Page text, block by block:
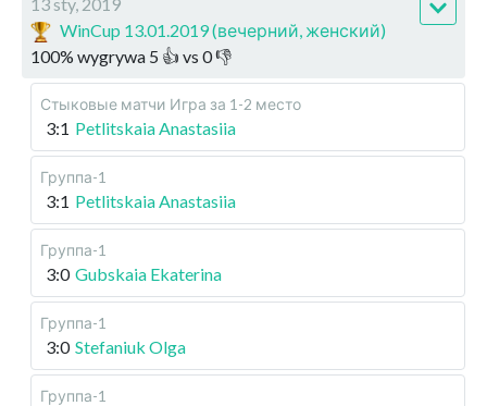
WinCup 13.01.2019 (вечерний, женский)
100% wygrywa 5 👍 vs 0👎
Стыковые матчи Игра за 1-2 место
3:1 Petlitskaia Anastasiia
Группа-1
3:1 Petlitskaia Anastasiia
Группа-1
3:0 Gubskaia Ekaterina
Группа-1
3:0 Stefaniuk Olga
Группа-1